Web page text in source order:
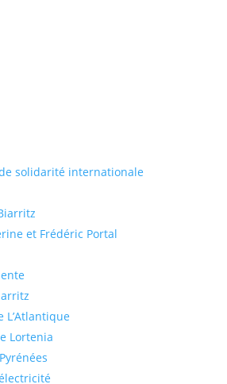
solidarité internationale
et Frédéric Portal
L’Atlantique
Lortenia